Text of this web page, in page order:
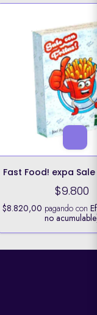
Fast Food! expa
$9.800
$8.820,00 pagando con
no